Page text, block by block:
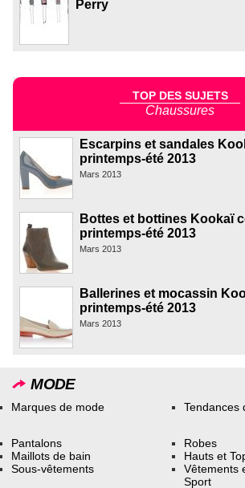
Perry
TOP DES SUJETS
Chaussures
Escarpins et sandales
printemps-été 2013
Mars 2013
Bottes et bottines Kookaï
printemps-été 2013
Mars 2013
Ballerines et mocassin
printemps-été 2013
Mars 2013
MODE
Marques de mode Tendances
Pantalons
Maillots de bain
Sous-vêtements
Robes
Hauts et
Vêtements
Sport